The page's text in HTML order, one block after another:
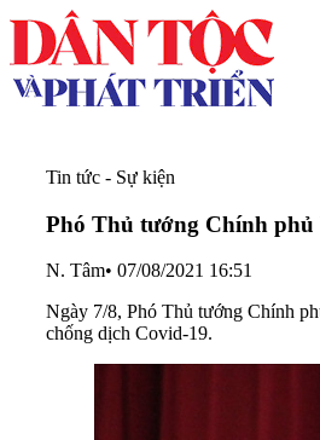
Tin tức - Sự kiện
Phó Thủ tướng Chính phủ
N. Tâm• 07/08/2021 16:51
Ngày 7/8, Phó Thủ tướng Chính
chống dịch Covid-19.